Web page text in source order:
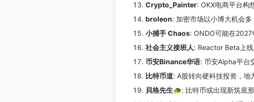
Crypto_Painter: OKX电商平台构
broleon: 加密市场以小博大机会多
小捕手 Chaos: ONDO可能在2027
社会主义接班人: Reactor Beta上线
币安Binance华语: 币安Alpha平台
比特币道: A股转向硬科技投资，地
貝格先生🐢: 比特币或出现新筑底